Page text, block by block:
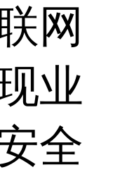
网
业
全